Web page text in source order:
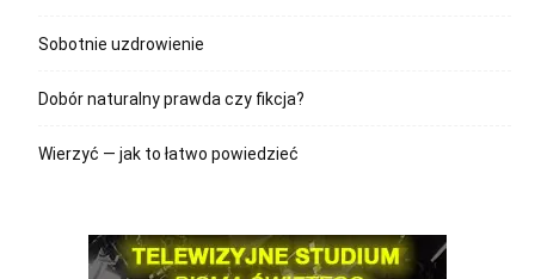
Sobotnie uzdrowienie
Dobór naturalny prawda czy fikcja?
Wierzyć — jak to łatwo powiedzieć